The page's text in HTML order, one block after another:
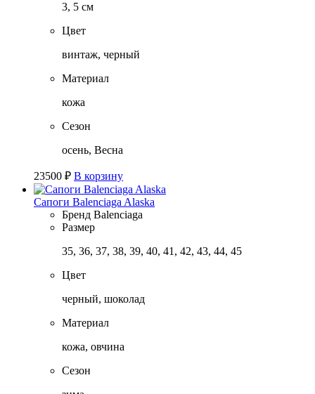
3, 5 см
Цвет
винтаж, черный
Материал
кожа
Сезон
осень, Весна
23500 ₽ В корзину
Сапоги Balenciaga Alaska
Бренд Balenciaga
Размер
35, 36, 37, 38, 39, 40, 41, 42, 43, 44, 45
Цвет
черный, шоколад
Материал
кожа, овчина
Сезон